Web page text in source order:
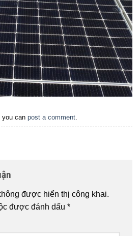
you can post a comment
được hiển thị công khai.
được đánh dấu *